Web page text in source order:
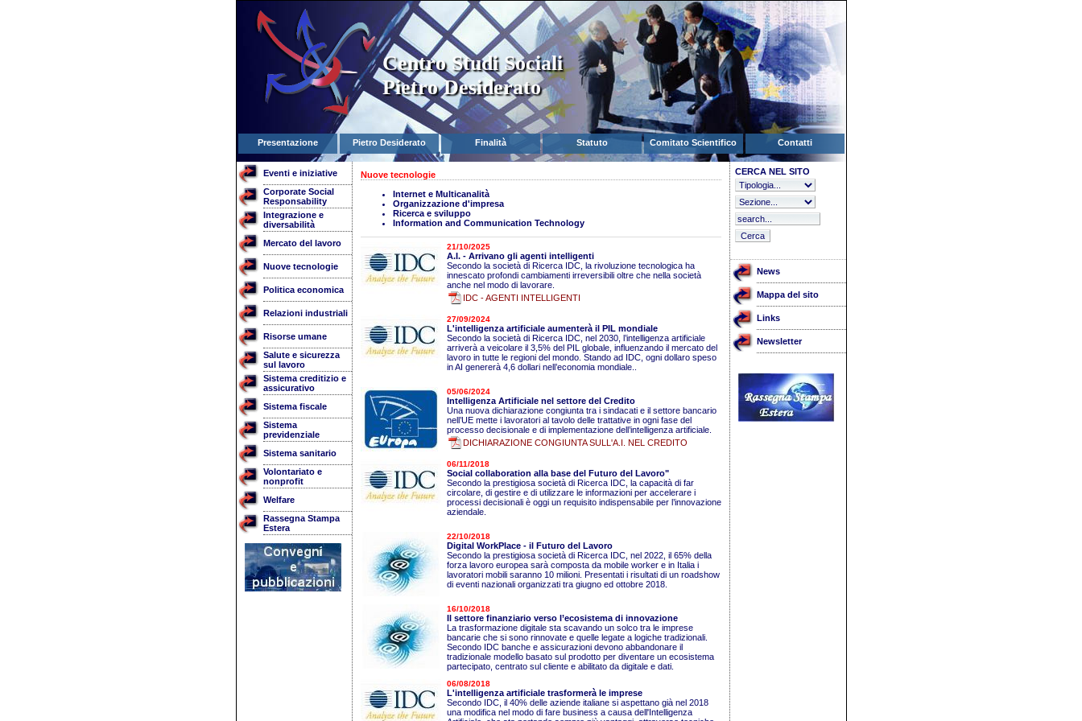
Centro Studi Sociali
Pietro Desiderato
Presentazione Pietro Desiderato Finalità Statuto Comitato Scientifico Contatti
Eventi e iniziative
Corporate Social
Responsability
Integrazione e
diversabilità
Mercato del lavoro
Nuove tecnologie
Politica economica
Relazioni industriali
Risorse umane
Salute e sicurezza
sul lavoro
Sistema creditizio e
assicurativo
Sistema fiscale
Sistema
previdenziale
Sistema sanitario
Volontariato e
nonprofit
Welfare
Rassegna Stampa
Estera
Nuove tecnologie
Internet e Multicanalità
Organizzazione d'impresa
Ricerca e sviluppo
Information and Communication Technology
21/10/2025
A.I. - Arrivano gli agenti intelligenti
Secondo la società di Ricerca IDC, la rivoluzione tecnologica ha
innescato profondi cambiamenti irreversibili oltre che nella società
anche nel modo di lavorare.
IDC - AGENTI INTELLIGENTI
27/09/2024
L'intelligenza artificiale aumenterà il PIL mondiale
Secondo la società di Ricerca IDC, nel 2030, l’intelligenza artificiale
arriverà a veicolare il 3,5% del PIL globale, influenzando il mercato del
lavoro in tutte le regioni del mondo. Stando ad IDC, ogni dollaro speso
in AI genererà 4,6 dollari nell’economia mondiale..
05/06/2024
Intelligenza Artificiale nel settore del Credito
Una nuova dichiarazione congiunta tra i sindacati e il settore bancario
nell’UE mette i lavoratori al tavolo delle trattative in ogni fase del
processo decisionale e di implementazione dell’intelligenza artificiale.
DICHIARAZIONE CONGIUNTA SULL'A.I. NEL CREDITO
06/11/2018
Social collaboration alla base del Futuro del Lavoro"
Secondo la prestigiosa società di Ricerca IDC, la capacità di far
circolare, di gestire e di utilizzare le informazioni per accelerare i
processi decisionali è oggi un requisito indispensabile per l’innovazione
aziendale.
22/10/2018
Digital WorkPlace - il Futuro del Lavoro
Secondo la prestigiosa società di Ricerca IDC, nel 2022, il 65% della
forza lavoro europea sarà composta da mobile worker e in Italia i
lavoratori mobili saranno 10 milioni. Presentati i risultati di un roadshow
di eventi nazionali organizzati tra giugno ed ottobre 2018.
16/10/2018
Il settore finanziario verso l’ecosistema di innovazione
La trasformazione digitale sta scavando un solco tra le imprese
bancarie che si sono rinnovate e quelle legate a logiche tradizionali.
Secondo IDC banche e assicurazioni devono abbandonare il
tradizionale modello basato sul prodotto per diventare un ecosistema
partecipato, centrato sul cliente e abilitato da digitale e dati.
06/08/2018
L'intelligenza artificiale trasformerà le imprese
Secondo IDC, il 40% delle aziende italiane si aspettano già nel 2018
una modifica nel modo di fare business a causa dell'Intelligenza
CERCA NEL SITO
News
Mappa del sito
Links
Newsletter